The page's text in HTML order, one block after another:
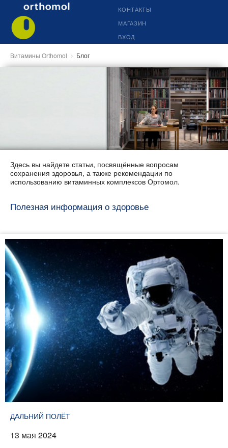
КОНТАКТЫ
МАГАЗИН
ВХОД
Витамины Orthomol Блог
Здесь вы найдете статьи, посвящённые вопросам
сохранения здоровья, а также рекомендации по
использованию витаминных комплексов Ортомол.
Полезная информация о здоровье
ДАЛЬНИЙ ПОЛЁТ
13 мая 2024